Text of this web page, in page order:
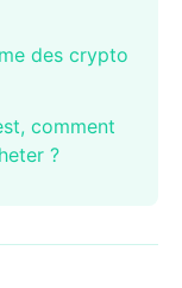
des crypto
comment
?